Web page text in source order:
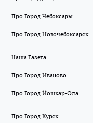
Про Город Чебоксары
Про Город Новочебоксарск
Наша Газета
Про Город Иваново
Про Город Йошкар-Ола
Про Город Курск